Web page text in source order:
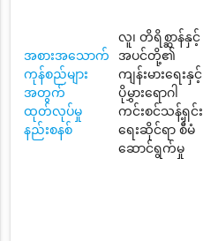
အစားအသောက်
ကုန်စည်များ
အတွက်
ထုတ်လုပ်မှု
နည်းစနစ်
လူ၊ တိရိစ္ဆာန်နှင့်
အပင်တို့၏
ကျန်းမားရေးနှင့်
ပိုမွှားရောဂါ
ကင်းစင်သန့်ရှင်း
ရေးဆိုင်ရာ စီမံ
ဆောင်ရွက်မှု